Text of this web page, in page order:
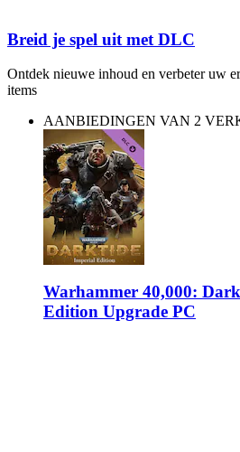
Breid je spel uit met DLC
Ontdek nieuwe inhoud en verbeter uw
items
AANBIEDINGEN VAN 2
Warhammer 40,000:
Edition Upgrade PC